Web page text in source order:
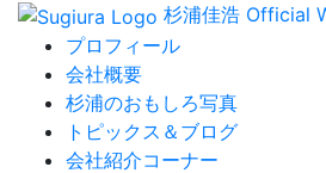
杉浦佳浩 Official
プロフィール
会社概要
杉浦のおもしろ写真
トピックス＆ブログ
会社紹介コーナー